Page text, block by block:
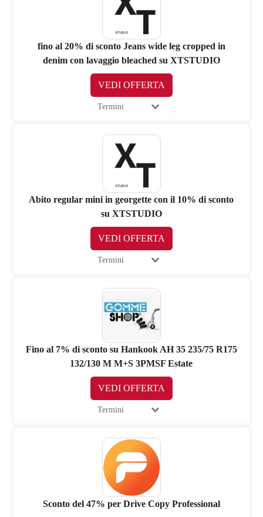
fino al 20% di sconto Jeans wide leg cropped in
denim con lavaggio bleached su XTSTUDIO
VEDI OFFERTA
Termini
Abito regular mini in georgette con il 10% di sconto
su XTSTUDIO
VEDI OFFERTA
Termini
Fino al 7% di sconto su Hankook AH 35 235/75 R175
132/130 M M+S 3PMSF Estate
VEDI OFFERTA
Termini
Sconto del 47% per Drive Copy Professional